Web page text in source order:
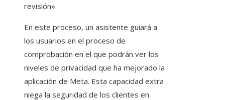
revisión».
En este proceso, un asistente guiará a
los usuarios en el proceso de
comprobación en el que podrán ver los
niveles de privacidad que ha mejorado la
aplicación de Meta. Esta capacidad extra
niega la seguridad de los clientes en